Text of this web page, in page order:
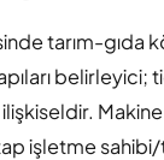
tarım-gıda
belirleyici;
işletme